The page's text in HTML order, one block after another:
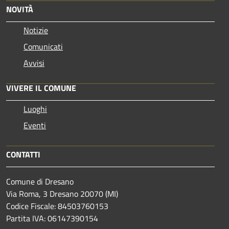
NOVITÀ
Notizie
Comunicati
Avvisi
VIVERE IL COMUNE
Luoghi
Eventi
CONTATTI
Comune di Dresano
Via Roma, 3 Dresano 20070 (MI)
Codice Fiscale: 84503760153
Partita IVA: 06147390154